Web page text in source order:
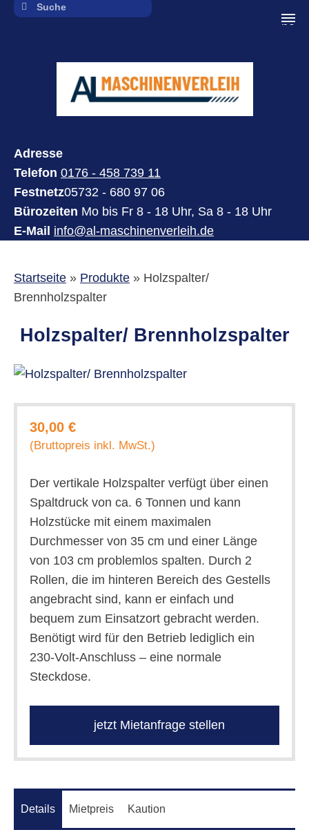
Adresse
Telefon 0176 - 458 739 11
Festnetz05732 - 680 97 06
Bürozeiten Mo bis Fr 8 - 18 Uhr, Sa 8 - 18 Uhr
E-Mail info@al-maschinenverleih.de
Startseite» Produkte» Holzspalter/
Brennholzspalter
Holzspalter/ Brennholzspalter
30,00 €
(Bruttopreis inkl. MwSt.)
Der vertikale Holzspalter verfügt über einen
Spaltdruck von ca. 6 Tonnen und kann
Holzstücke mit einem maximalen
Durchmesser von 35 cm und einer Länge
von 103 cm problemlos spalten. Durch 2
Rollen, die im hinteren Bereich des Gestells
angebracht sind, kann er einfach und
bequem zum Einsatzort gebracht werden.
Benötigt wird für den Betrieb lediglich ein
230-Volt-Anschluss – eine normale
Steckdose.
jetzt Mietanfrage stellen
Details Mietpreis Kaution